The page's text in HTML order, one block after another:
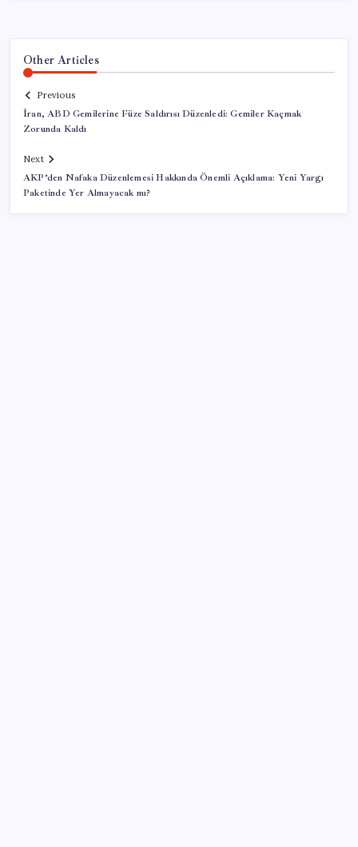
Other Articles
Previous
İran, ABD Gemilerine Füze Saldırısı Düzenledi: Gemiler Kaçmak
Zorunda Kaldı
Next
AKP’den Nafaka Düzenlemesi Hakkında Önemli Açıklama: Yeni Yargı
Paketinde Yer Almayacak mı?